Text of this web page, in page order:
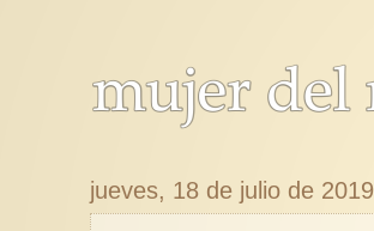
jueves, 18 de julio de 2019